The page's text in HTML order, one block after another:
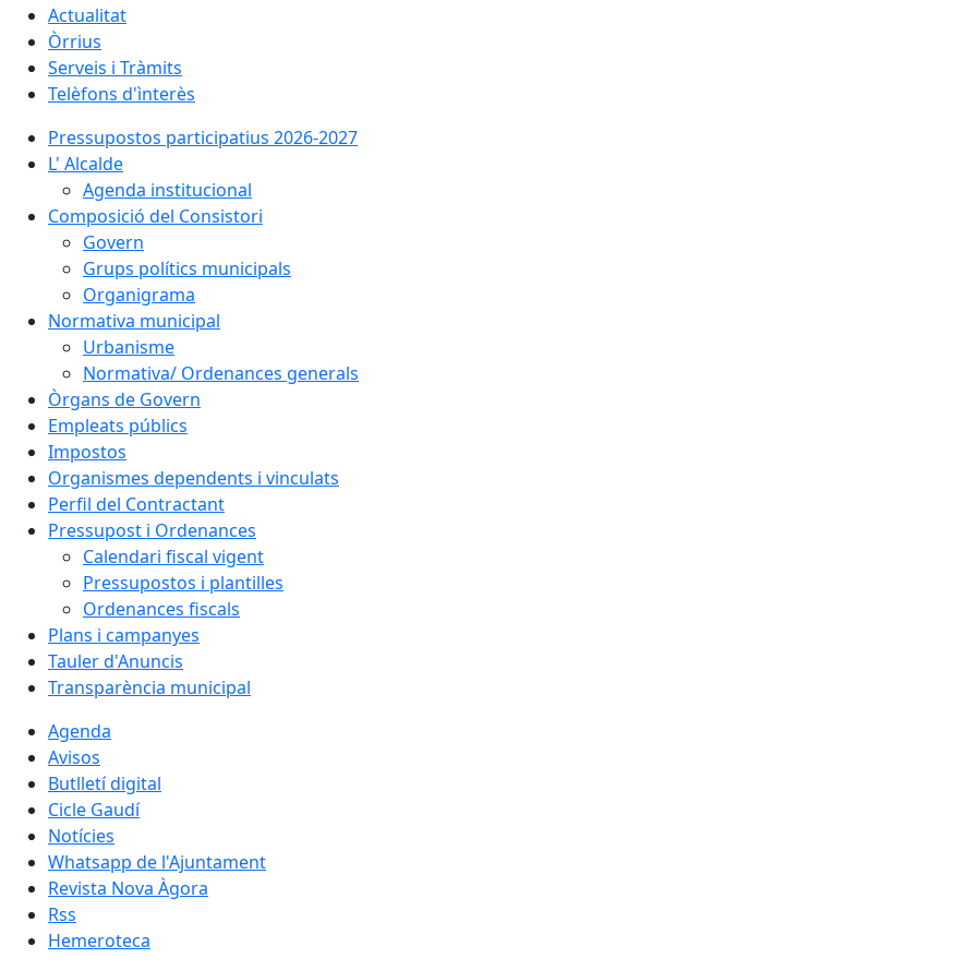
Actualitat
Òrrius
Serveis i Tràmits
Telèfons d'ìnterès
Pressupostos participatius 2026-2027
L' Alcalde
Agenda institucional
Composició del Consistori
Govern
Grups polítics municipals
Organigrama
Normativa municipal
Urbanisme
Normativa/ Ordenances generals
Òrgans de Govern
Empleats públics
Impostos
Organismes dependents i vinculats
Perfil del Contractant
Pressupost i Ordenances
Calendari fiscal vigent
Pressupostos i plantilles
Ordenances fiscals
Plans i campanyes
Tauler d'Anuncis
Transparència municipal
Agenda
Avisos
Butlletí digital
Cicle Gaudí
Notícies
Whatsapp de l'Ajuntament
Revista Nova Àgora
Rss
Hemeroteca